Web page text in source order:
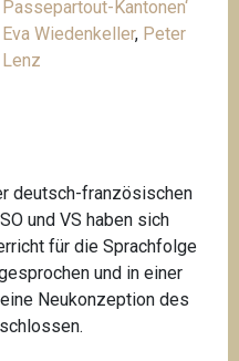
Passepartout-Kantonen‘
Eva Wiedenkeller, Peter
Lenz
deutsch-französischen
und VS haben sich
für die Sprachfolge
und in einer
Neukonzeption des